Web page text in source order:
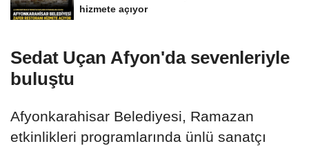
hizmete açıyor
Sedat Uçan Afyon'da sevenleriyle
buluştu
Afyonkarahisar Belediyesi, Ramazan
etkinlikleri programlarında ünlü sanatçı